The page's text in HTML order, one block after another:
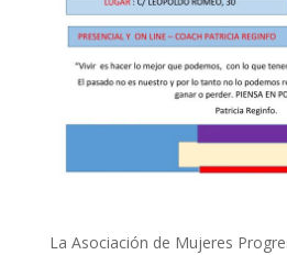
La Asociación de Mujeres